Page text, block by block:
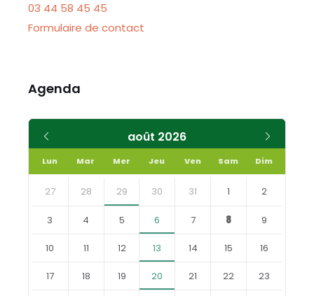
03 44 58 45 45
Formulaire de contact
Agenda
août 2026
précédent
Lun Mar Mer Jeu Ven Sam Dim
Skip
calendar
27 28 29 30 31 1 2
3 4 5 6 7 8 9
10 11 12 13 14 15 16
17 18 19 20 21 22 23